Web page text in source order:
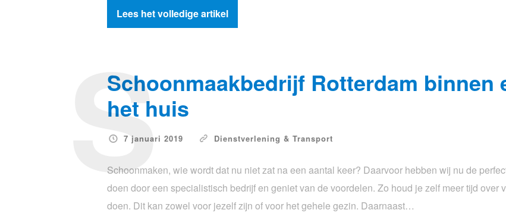
Lees het volledige artikel
Schoonmaakbedrijf Rotterdam binnen
het huis
7 januari 2019 Dienstverlening & Transport
S
Schoonmaken, wie wordt dat nu niet zat na een aantal keer? Daarvoor hebben wij nu de
doen door een specialistisch bedrijf en geniet van de voordelen. Zo houd je zelf meer tijd over
doen. Dit kan zowel voor jezelf zijn of voor het gehele gezin. Daarnaast…